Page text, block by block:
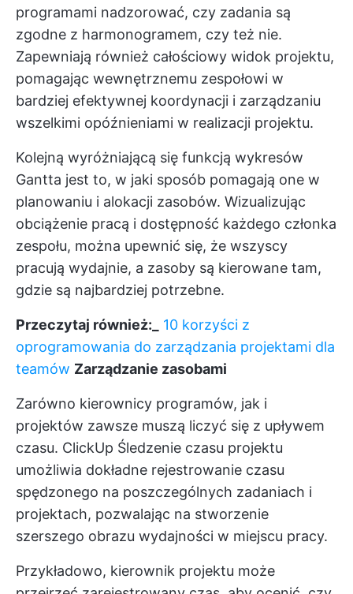
programami nadzorować, czy zadania są
zgodne z harmonogramem, czy też nie.
Zapewniają również całościowy widok projektu,
pomagając wewnętrznemu zespołowi w
bardziej efektywnej koordynacji i zarządzaniu
wszelkimi opóźnieniami w realizacji projektu.
Kolejną wyróżniającą się funkcją wykresów
Gantta jest to, w jaki sposób pomagają one w
planowaniu i alokacji zasobów. Wizualizując
obciążenie pracą i dostępność każdego członka
zespołu, można upewnić się, że wszyscy
pracują wydajnie, a zasoby są kierowane tam,
gdzie są najbardziej potrzebne.
Przeczytaj również:_
10 korzyści z
oprogramowania do zarządzania projektami dla
teamów Zarządzanie zasobami
Zarówno kierownicy programów, jak i
projektów zawsze muszą liczyć się z upływem
czasu. ClickUp Śledzenie czasu projektu
umożliwia dokładne rejestrowanie czasu
spędzonego na poszczególnych zadaniach i
projektach, pozwalając na stworzenie
szerszego obrazu wydajności w miejscu pracy.
Przykładowo, kierownik projektu może